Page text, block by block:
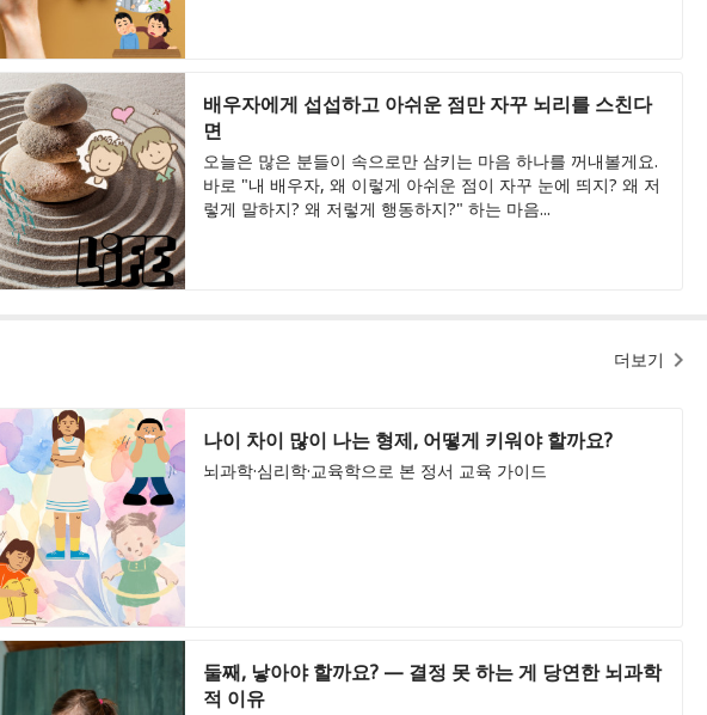
배우자에게 섭섭하고 아쉬운 점만 자꾸 뇌리를 스친다
면
오늘은 많은 분들이 속으로만 삼키는 마음 하나를 꺼내볼게요.
바로 "내 배우자, 왜 이렇게 아쉬운 점이 자꾸 눈에 띄지? 왜 저
렇게 말하지? 왜 저렇게 행동하지?" 하는 마음...
더보기
나이 차이 많이 나는 형제, 어떻게 키워야 할까요?
뇌과학·심리학·교육학으로 본 정서 교육 가이드
둘째, 낳아야 할까요? — 결정 못 하는 게 당연한 뇌과학
적 이유